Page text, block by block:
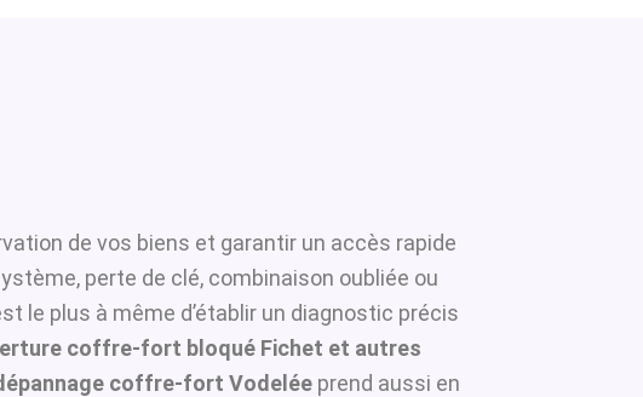
de vos biens et garantir un accès rapide
perte de clé, combinaison oubliée ou
le plus à même d’établir un diagnostic précis
coffre-fort bloqué Fichet et autres
coffre-fort Vodelée prend aussi en